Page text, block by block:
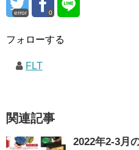
error 0
フォローする
FLT
関連記事
2022年2-3月